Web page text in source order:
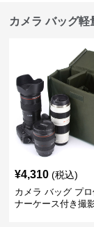
カメラ バッグ
¥4,310 (税込)
カメラ バッグ プ
ナーケース付き撮